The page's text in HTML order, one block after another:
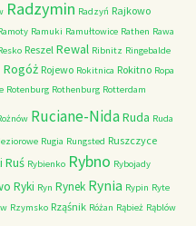
Radzymin Radzyń Rajkowo
Ramuki Ramułtowice Rathen Rawa
Reszel Rewal Ribnitz Ringebalde
Rogóż Rojewo Rokitnica Rokitno Ropa
Rotenburg Rothenburg Rotterdam
Ruciane-NidaRuda Ruda
Rugia Rungsted Ruszczyce
Ruś Rybienko Rybno Rybojady
Ryki Ryn Rynek Rynia Rypin Ryte
Rzymsko Rząśnik Różan Rąbież Rąblów